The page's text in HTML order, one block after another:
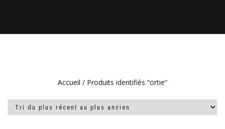
Accueil / Produits identifiés “ortie”